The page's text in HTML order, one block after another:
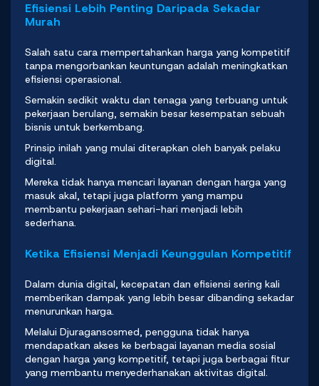
Efisiensi Lebih Penting Daripada Sekadar
Murah
Salah satu cara mempertahankan harga yang kompetitif
tanpa mengorbankan keuntungan adalah meningkatkan
efisiensi operasional.
Semakin sedikit waktu dan tenaga yang terbuang untuk
pekerjaan berulang, semakin besar kesempatan sebuah
bisnis untuk berkembang.
Prinsip inilah yang mulai diterapkan oleh banyak pelaku
digital.
Mereka tidak hanya mencari layanan dengan harga yang
masuk akal, tetapi juga platform yang mampu
membantu pekerjaan sehari-hari menjadi lebih
sederhana.
Ketika Efisiensi Menjadi Keunggulan Kompetitif
Dalam dunia digital, kecepatan dan efisiensi sering kali
memberikan dampak yang lebih besar dibanding sekadar
menurunkan harga.
Melalui Djuragansosmed, pengguna tidak hanya
mendapatkan akses ke berbagai layanan media sosial
dengan harga yang kompetitif, tetapi juga berbagai fitur
yang membantu menyederhanakan aktivitas digital.